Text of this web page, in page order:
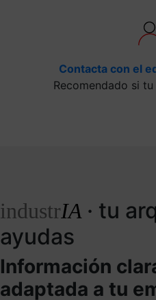
Contacta con el
Recomendado si
industrIA · tu
ayudas
Información
adaptada a tu